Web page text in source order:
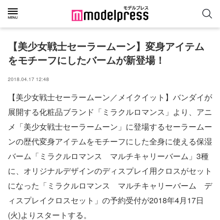
【美少女戦士セーラームーン】変身アイテム
をモチーフにしたバームが新登場！
2018.04.17 12:48
【美少女戦士セーラームーン／メイクイット】バンダイが
展開する化粧品ブランド「ミラクルロマンス」より、アニ
メ「美少女戦士セーラームーン」に登場するセーラームー
ンの歴代変身アイテムをモチーフにした全身に使える保湿
バーム「ミラクルロマンス マルチキャリーバーム」3種
に、オリジナルデザインのディスプレイ用クロスがセット
になった「ミラクルロマンス マルチキャリーバーム デ
ィスプレイクロスセット」の予約受付が2018年4月17日
(火)よりスタートする。